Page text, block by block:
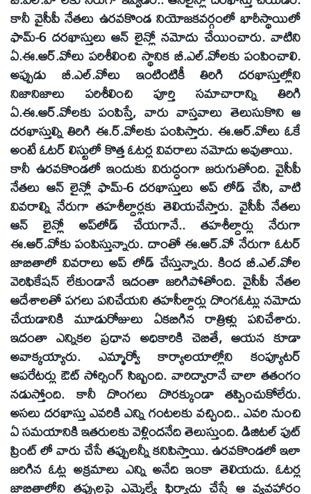
కానీ వైసీపీ నేతలు ఉరవకొండ నియోజకవర్గంలో భారీస్థాయిలో
ఫామ్‌-6 దరఖాస్తులు ఆన్‌ లైన్లో నమోదు చేయించారు. వాటిని
ఏ.ఈ.ఆర్‌.వోలు పరిశీలించి స్థానిక బీ.ఎల్‌.వోలకు పంపించాలి.
అప్పుడు బీ.ఎల్‌.వోలు ఇంటింటికీ తిరిగి దరఖాస్తుల్లోని
నిజానిజాలు పరిశీలించి పూర్తి సమాచారాన్ని తిరిగి
ఏ.ఈ.ఆర్‌.వోలకు పంపిస్తే, వారు వాస్తవాలు తెలుసుకొని ఆ
దరఖాస్తుల్ని తిరిగి ఈ.ర్‌.వోలకు పంపిస్తారు. ఈ.ఆర్‌.వోలు ఓకే
అంటే ఓటర్‌ లిస్టులో కొత్త ఓటర్ల వివరాలు నమోదు అవుతాయి.
కానీ ఉరవకొండలో ఇందుకు విరుద్ధంగా జరుగుతోంది. వైసీపీ
నేతలు ఆన్‌ లైన్లో ఫామ్‌-6 దరఖాస్తులు అప్‌ లోడ్‌ చేసి, వాటి
వివరాల్ని నేరుగా తహశీల్దార్లకు తెలియచేస్తారు. వైసీపీ నేతలు
ఆన్‌ లైన్లో అప్‌లోడ్‌ చేయగానే.. తహశీల్దార్లు నేరుగా
ఈ.ఆర్‌.వోకు పంపిస్తున్నారు. దాంతో ఈ.ఆర్‌.వో నేరుగా ఓటర్‌
జాబితాలో వివరాలు అప్‌ లోడ్‌ చేస్తున్నారు. కింద బీ.ఎల్‌.వోల
వెరిఫికేషన్‌ లేకుండానే ఇదంతా జరిగిపోతోంది. వైసీపీ నేతల
ఆదేశాలతో పగలు పనిచేయని తహసీల్దార్లు దొంగఓట్లు నమోదు
చేయడానికి మూడురోజులు ఏకబిగిన రాత్రిళ్లు పనిచేశారు.
ఇదంతా ఎన్నికల ప్రధాన అధికారికి చెబితే, ఆయన కూడా
అవాక్కయ్యారు. ఎమ్మార్వో కార్యాలయాల్లోని కంప్యూటర్‌
ఆపరేటర్లు ఔట్‌ సోర్సింగ్‌ సిబ్బంది. వారిద్వారానే చాలా తతంగం
నడుస్తోంది. కానీ దొంగలు దొరక్కుండా తప్పించుకోలేరు.
అసలు దరఖాస్తు ఎవరికి ఎన్ని గంటలకు వచ్చింది.. ఎవరి నుంచి
ఏ సమయానికి ఇతరులకు వెళ్లిందనేది తెలుస్తుంది. డిజిటల్‌ ఫుట్‌
ప్రింట్‌ లో వారు చేసే తప్పులన్నీ కనిపిస్తాయి. ఉరవకొండలో ఇలా
జరిగిన ఓట్ల అక్రమాలు ఎన్ని అనేది ఇంకా తెలియదు. ఓటర్ల
జాబితాలోని తప్పులపై ఎమ్మెల్యే ఫిర్యాదు చేస్తే ఆ వ్యవహారం